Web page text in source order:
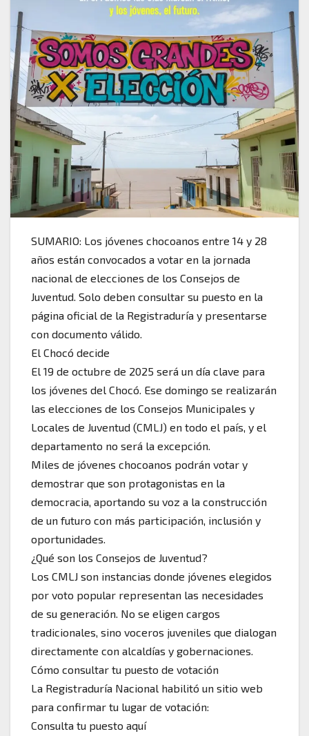
SUMARIO: Los jóvenes chocoanos entre 14 y 28
años están convocados a votar en la jornada
nacional de elecciones de los Consejos de
Juventud. Solo deben consultar su puesto en la
página oficial de la Registraduría y presentarse
con documento válido.
El Chocó decide
El 19 de octubre de 2025 será un día clave para
los jóvenes del Chocó. Ese domingo se realizarán
las elecciones de los Consejos Municipales y
Locales de Juventud (CMLJ) en todo el país, y el
departamento no será la excepción.
Miles de jóvenes chocoanos podrán votar y
demostrar que son protagonistas en la
democracia, aportando su voz a la construcción
de un futuro con más participación, inclusión y
oportunidades.
¿Qué son los Consejos de Juventud?
Los CMLJ son instancias donde jóvenes elegidos
por voto popular representan las necesidades
de su generación. No se eligen cargos
tradicionales, sino voceros juveniles que dialogan
directamente con alcaldías y gobernaciones.
Cómo consultar tu puesto de votación
La Registraduría Nacional habilitó un sitio web
para confirmar tu lugar de votación:
Consulta tu puesto aquí